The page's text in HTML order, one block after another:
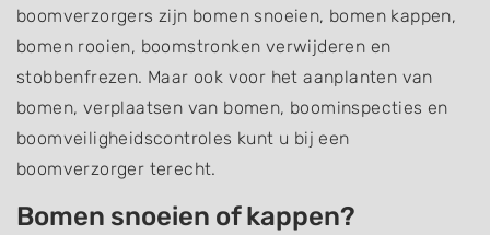
boomverzorgers zijn bomen snoeien, bomen kappen,
bomen rooien, boomstronken verwijderen en
stobbenfrezen. Maar ook voor het aanplanten van
bomen, verplaatsen van bomen, boominspecties en
boomveiligheidscontroles kunt u bij een
boomverzorger terecht.
Bomen snoeien of kappen?